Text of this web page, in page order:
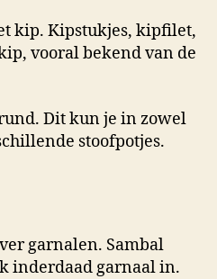
kip. Kipstukjes, kipfilet,
vooral bekend van de
Dit kun je in zowel
stoofpotjes.
garnalen. Sambal
inderdaad garnaal in.